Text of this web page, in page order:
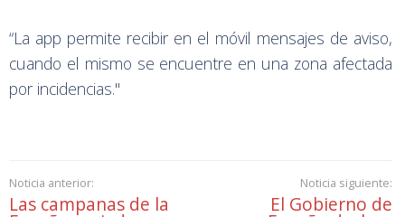
“La app permite recibir en el móvil mensajes de aviso,
cuando el mismo se encuentre en una zona afectada
por incidencias."
Noticia anterior:
Las campanas de la
Noticia siguiente:
El Gobierno de